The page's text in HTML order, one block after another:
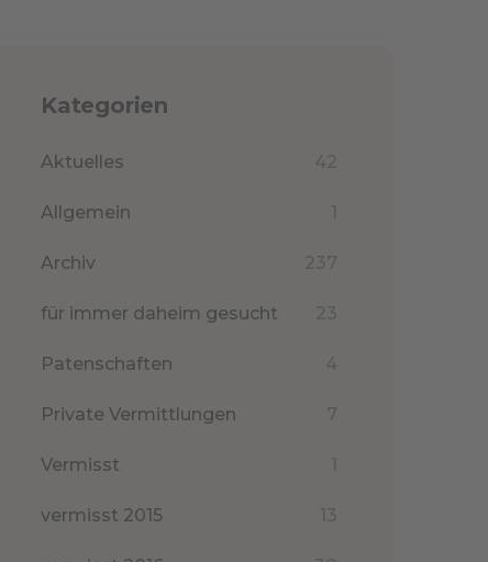
Kategorien
Aktuelles 42
Allgemein 1
Archiv 237
für immer daheim gesucht 23
Patenschaften 4
Private Vermittlungen 7
Vermisst 1
vermisst 2015 13